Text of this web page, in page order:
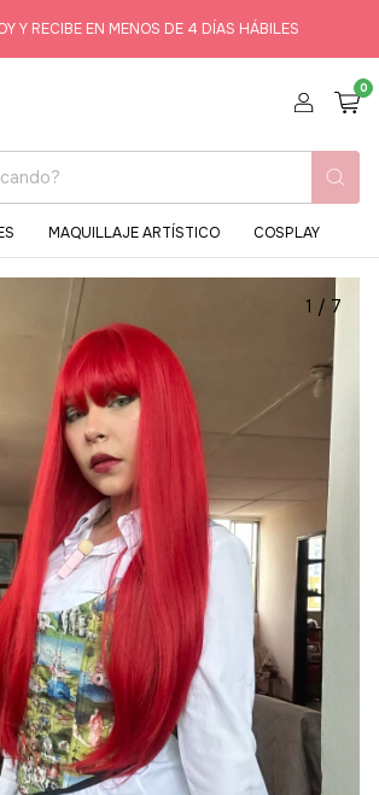
Y RECIBE EN MENOS DE 4 DÍAS HÁBILES
0
MAQUILLAJE ARTÍSTICO COSPLAY
1 / 7